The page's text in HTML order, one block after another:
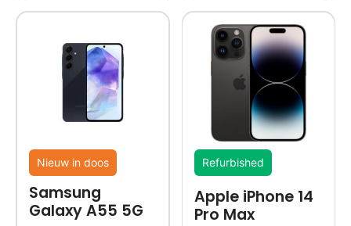
Nieuw in doos
Samsung
Galaxy A55 5G
Refurbished
Apple iPhone 14
Pro Max